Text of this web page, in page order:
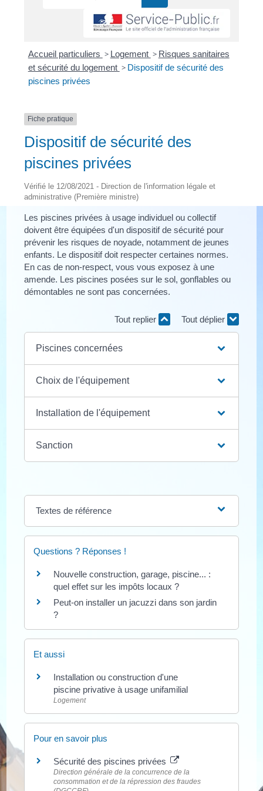
Accueil particuliers > Logement > Risques sanitaires
et sécurité du logement > Dispositif de sécurité des
piscines privées
Fiche pratique
Dispositif de sécurité des
piscines privées
Vérifié le 12/08/2021 - Direction de l'information légale et
administrative (Première ministre)
Les piscines privées à usage individuel ou collectif
doivent être équipées d'un dispositif de sécurité pour
prévenir les risques de noyade, notamment de jeunes
enfants. Le dispositif doit respecter certaines normes.
En cas de non-respect, vous vous exposez à une
amende. Les piscines posées sur le sol, gonflables ou
démontables ne sont pas concernées.
Tout replier Tout déplier
Piscines concernées
Choix de l'équipement
Installation de l'équipement
Sanction
Textes de référence
Questions ? Réponses !
Nouvelle construction, garage, piscine... :
quel effet sur les impôts locaux ?
Peut-on installer un jacuzzi dans son jardin
?
Et aussi
Installation ou construction d'une
piscine privative à usage unifamilial
Logement
Pour en savoir plus
Sécurité des piscines privées
Direction générale de la concurrence de la
consommation et de la répression des fraudes